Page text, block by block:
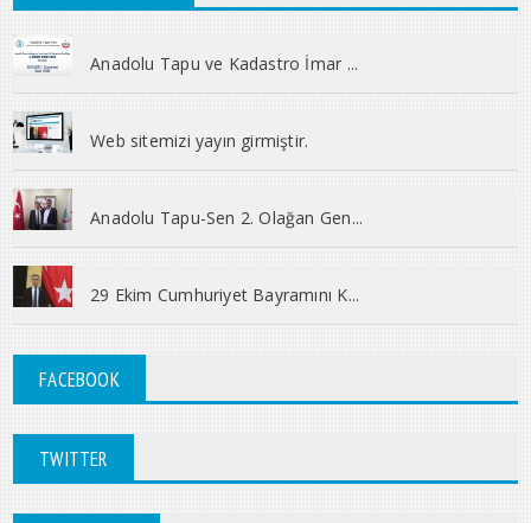
Anadolu Tapu ve Kadastro İmar ...
Web sitemizi yayın girmiştir.
Anadolu Tapu-Sen 2. Olağan Gen...
29 Ekim Cumhuriyet Bayramını K...
FACEBOOK
TWITTER